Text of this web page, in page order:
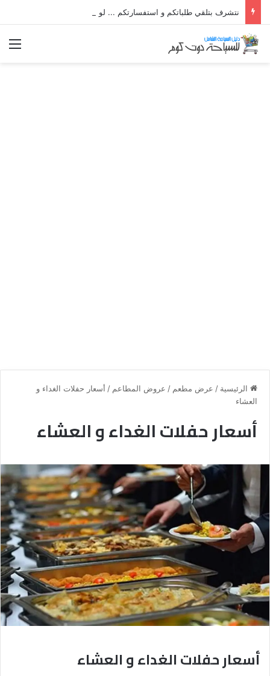
الرئيسية / عرض مطعم / عروض المطاعم / أسعار حفلات الغداء و
العشاء
أسعار حفلات الغداء و العشاء
أسعار حفلات الغداء و العشاء